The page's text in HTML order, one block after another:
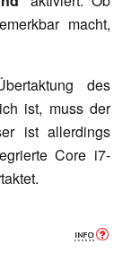
macht,
des
ist, muss der
ist allerdings
Core i7-